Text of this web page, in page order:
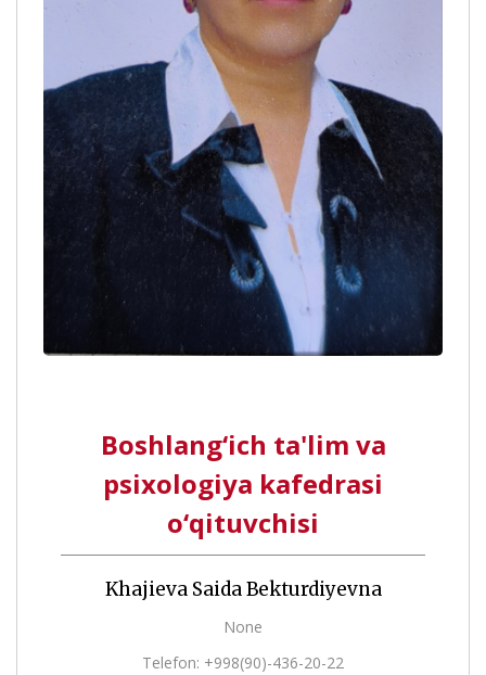
Boshlang‘ich ta'lim va
psixologiya kafedrasi
o‘qituvchisi
Khajieva Saida Bekturdiyevna
None
Telefon: +998(90)-436-20-22